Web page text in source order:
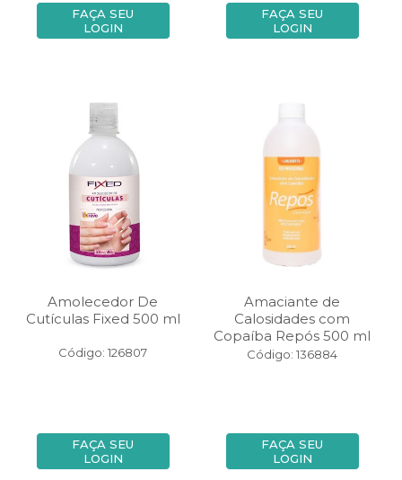
FAÇA SEU
LOGIN
FAÇA SEU
LOGIN
Amolecedor De
Cutículas Fixed 500 ml
Código: 126807
FAÇA SEU
LOGIN
Amaciante de
Calosidades com
Copaíba Repós 500 ml
Código: 136884
FAÇA SEU
LOGIN